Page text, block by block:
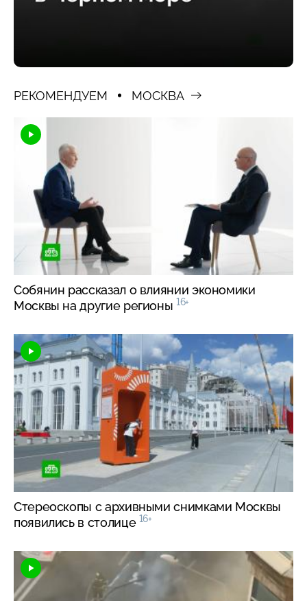
РЕКОМЕНДУЕМ МОСКВА
Собянин рассказал о влиянии экономики
Москвы на другие регионы 16+
Стереоскопы с архивными снимками Москвы
появились в столице 16+